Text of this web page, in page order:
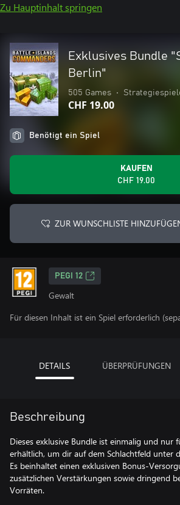
Zu Hauptinhalt springen
Exklusives Bundle
Berlin"
505 Games •
CHF 19.00
Benötigt ein Spiel
KAUFEN
CHF 19.00
ZUR WUNSCHLISTE
PEGI 12
Gewalt
Für diesen Inhalt ist ein Spiel erforderlich
DETAILS ÜBERPRÜFUNGEN
Beschreibung
Dieses exklusive Bundle ist einmalig und nur
erhältlich, um dir auf dem Schlachtfeld unter
Es beinhaltet einen exklusiven Bonus-
zusätzlichen Verstärkungen sowie dringend
Vorräten.